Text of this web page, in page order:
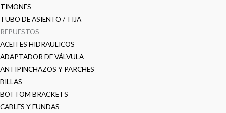
TIMONES
TUBO DE ASIENTO / TIJA
REPUESTOS
ACEITES HIDRAULICOS
ADAPTADOR DE VÁLVULA
ANTIPINCHAZOS Y PARCHES
BILLAS
BOTTOM BRACKETS
CABLES Y FUNDAS